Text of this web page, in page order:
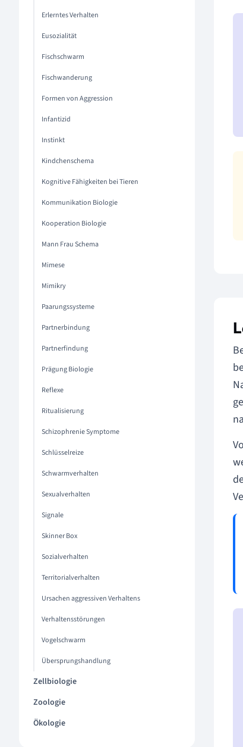
Erlerntes Verhalten
Eusozialität
Fischschwarm
Fischwanderung
Formen von Aggression
Infantizid
Instinkt
Kindchenschema
Kognitive Fähigkeiten bei Tieren
Kommunikation Biologie
Kooperation Biologie
Mann Frau Schema
Mimese
Mimikry
Paarungssysteme
Partnerbindung
Partnerfindung
Prägung Biologie
Reflexe
Ritualisierung
Schizophrenie Symptome
Schlüsselreize
Schwarmverhalten
Sexualverhalten
Signale
Skinner Box
Sozialverhalten
Territorialverhalten
Ursachen aggressiven Verhaltens
Verhaltensstörungen
Vogelschwarm
Übersprungshandlung
Zellbiologie
Zoologie
Ökologie